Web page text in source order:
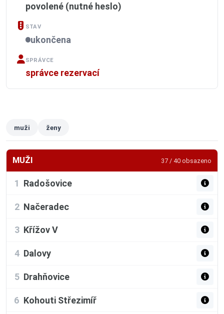
povolené (nutné heslo)
STAV
ukončena
SPRÁVCE
správce rezervací
muži ženy
MUŽI 37 / 40 obsazeno
1 Radošovice
2 Načeradec
3 Křížov V
4 Dalovy
5 Drahňovice
6 Kohouti Střezimíř